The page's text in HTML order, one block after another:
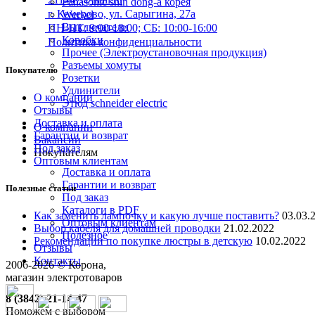
Werkel
Выключатели
Коробки
Прочее (Электроустановочная продукция)
Разъемы хомуты
Розетки
Удлинители
Этюд schneider electric
О компании
Вакансии
Покупателям
Доставка и оплата
Гарантии и возврат
Под заказ
Каталоги в PDF
Оптовым клиентам
Полезное
Отзывы
Контакты
8 (3842) 21-14-47
Поможем с выбором
г. Кемерово, ул. Сарыгина, 27а
ПН-ПТ: 9:00-18:00; СБ: 10:00-16:00
Политика конфиденциальности
Покупателю
О компании
Отзывы
Доставка и оплата
Гарантии и возврат
Под заказ
Оптовым клиентам
Полезные статьи
Как заменить лампочку и какую лучше поставить?
Выбор кабеля для домашней проводки 21.02.2022
Рекомендации по покупке люстры в детскую 10.02.2022
2006-2026© Корона,
магазин электротоваров